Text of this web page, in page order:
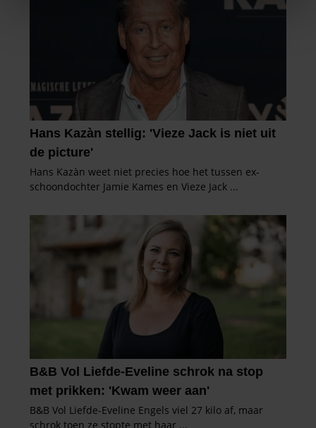
We gebruiken cookies om content en advertenties te
personaliseren, om functies voor social media te bieden
en om ons websiteverkeer te analyseren. Ook delen we
informatie over uw gebruik van onze site met onze
partners voor social media, adverteren en analyse. Deze
partners kunnen deze gegevens combineren met andere
informatie die u aan ze heeft verstrekt of die ze hebben
verzameld op basis van uw gebruik van hun services. U
gaat akkoord met onze cookies als u onze website blijft
gebruiken.